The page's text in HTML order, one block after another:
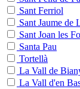
Sant Ferriol
Sant Jaume de
Sant Joan les
Santa Pau
Tortellà
La Vall de
La Vall d'en